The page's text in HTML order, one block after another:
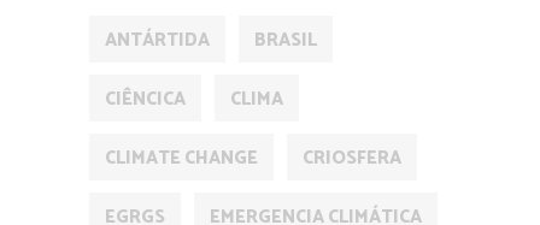
ANTÁRTIDA
BRASIL
CIÊNCICA
CLIMA
CLIMATE CHANGE
CRIOSFERA
EGRGS
EMERGENCIA CLIMÁTICA